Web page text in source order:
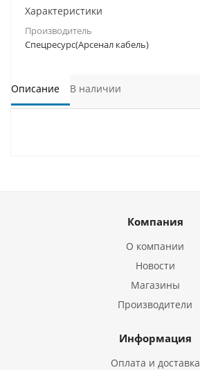
Характеристики
Производитель
Спецресурс(Арсенал кабель)
Описание В наличии
Компания
О компании
Новости
Магазины
Производители
Информация
Оплата и доставка